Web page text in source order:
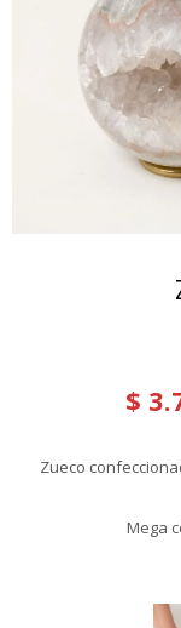
$
Zueco
Mega